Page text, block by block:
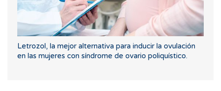
Letrozol, la mejor alternativa para inducir la ovulación
en las mujeres con síndrome de ovario poliquístico.